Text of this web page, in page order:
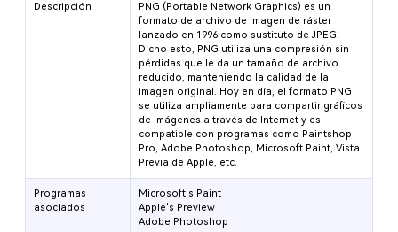
Descripción
PNG (Portable Network Graphics) es un
formato de archivo de imagen de ráster
lanzado en 1996 como sustituto de JPEG.
Dicho esto, PNG utiliza una compresión sin
pérdidas que le da un tamaño de archivo
reducido, manteniendo la calidad de la
imagen original. Hoy en día, el formato PNG
se utiliza ampliamente para compartir gráficos
de imágenes a través de Internet y es
compatible con programas como Paintshop
Pro, Adobe Photoshop, Microsoft Paint, Vista
Previa de Apple, etc.
Programas
asociados
Microsoft's Paint
Apple's Preview
Adobe Photoshop